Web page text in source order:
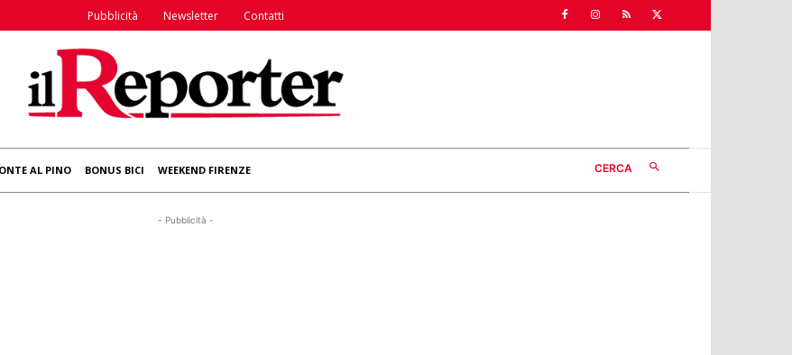
Pubblicità Newsletter Contatti
AL PINO BONUS BICI WEEKEND FIRENZE CERCA
- Pubblicità -